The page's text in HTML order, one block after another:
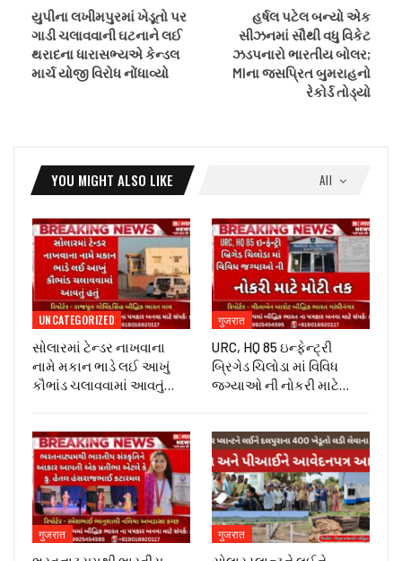
યુપીના લખીમપુરમાં ખેડૂતો પર
ગાડી ચલાવવાની ઘટનાને લઈ
થરાદના ધારાસભ્યએ કેન્ડલ
માર્ચ યોજી વિરોધ નોંધાવ્યો
હર્ષલ પટેલ બન્યો એક
સીઝનમાં સૌથી વધુ વિકેટ
ઝડપનારો ભારતીય બોલર;
MIના જસપ્રિત બુમરાહનો
રેકોર્ડ તોડ્યો
All
YOU MIGHT ALSO LIKE
UNCATEGORIZED
સોલારમાં ટેન્ડર નાખવાના
નામે મકાન ભાડે લઈ આખું
કૌભાંડ ચલાવવામાં આવતું…
गुजरात
URC, HQ 85 ઇન્ફેન્ટ્રી
બ્રિગેડ ચિલોડા માં વિવિધ
જગ્યાઓ ની નોકરી માટે…
गुजरात गुजरात